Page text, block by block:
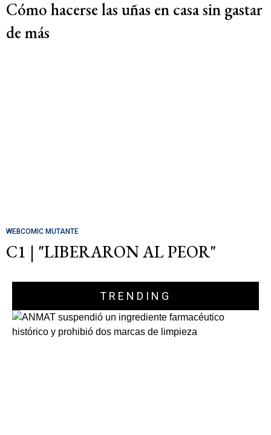
Cómo hacerse las uñas en casa sin gastar
de más
WEBCOMIC MUTANTE
C1 | "LIBERARON AL PEOR"
TRENDING